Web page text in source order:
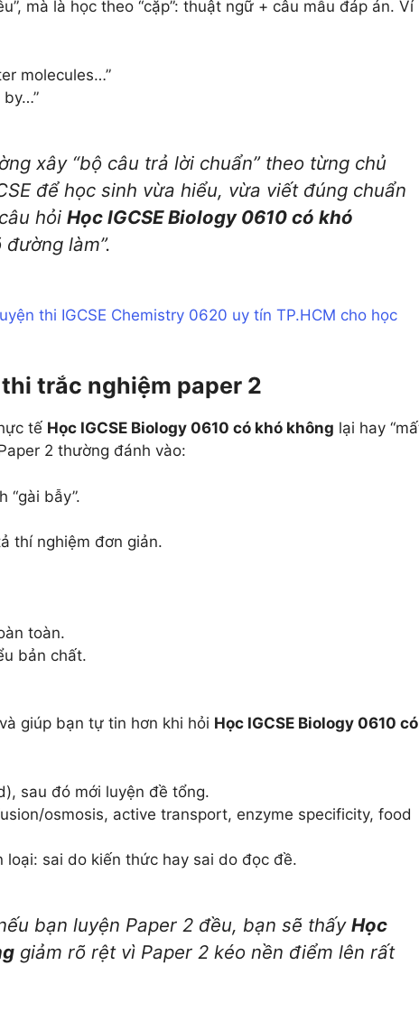
mà là học theo “cặp”: thuật ngữ + câu mẫu đáp án. Ví
molecules…”
xây “bộ câu trả lời chuẩn” theo từng chủ
để học sinh vừa hiểu, vừa viết đúng chuẩn
hỏi Học IGCSE Biology 0610 có khó
làm”.
thi IGCSE Chemistry 0620 uy tín TP.HCM cho học
trắc nghiệm paper 2
tế Học IGCSE Biology 0610 có khó không lại hay
2 thường đánh vào:
“gài bẫy”.
thí nghiệm đơn giản.
toàn.
bản chất.
giúp bạn tự tin hơn khi hỏi Học IGCSE Biology 0610 có
sau đó mới luyện đề tổng.
osmosis, active transport, enzyme specificity, food
loại: sai do kiến thức hay sai do đọc đề.
bạn luyện Paper 2 đều, bạn sẽ thấy Học
giảm rõ rệt vì Paper 2 kéo nền điểm lên rất